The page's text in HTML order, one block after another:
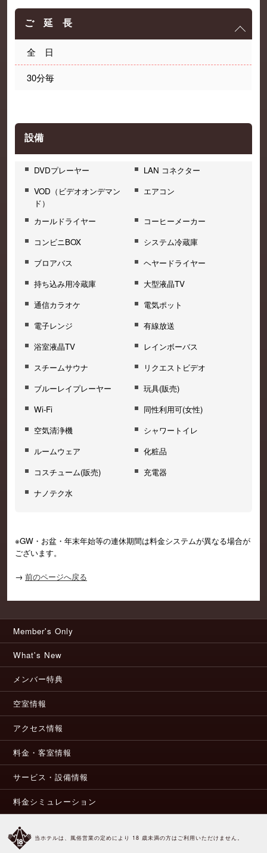
ご 延 長
全 日
30分毎
設備
DVDプレーヤー
LAN コネクター
VOD（ビデオオンデマン
ド）
エアコン
カールドライヤー
コーヒーメーカー
コンビニBOX
システム冷蔵庫
ブロアバス
ヘヤードライヤー
持ち込み用冷蔵庫
大型液晶TV
通信カラオケ
電気ポット
電子レンジ
有線放送
浴室液晶TV
レインボーバス
スチームサウナ
リクエストビデオ
ブルーレイプレーヤー
玩具(販売)
Wi-Fi
同性利用可(女性)
空気清浄機
シャワートイレ
ルームウェア
化粧品
コスチューム(販売)
充電器
ナノテク水
※GW・お盆・年末年始等の連休期間は料金システムが異なる場合が
ございます。
→ 前のページへ戻る
Member's Only
What's New
メンバー特典
空室情報
アクセス情報
料金・客室情報
サービス・設備情報
料金シミュレーション
当ホテルは、風俗営業の定めにより 18 歳未満の方はご利用いただけません。